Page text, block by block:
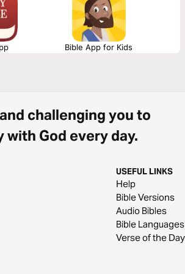
Bible App for Kids
challenging you to
with God every day.
USEFUL LINKS
Help
Bible Versions
Audio Bibles
Bible Languages
Verse of the Day